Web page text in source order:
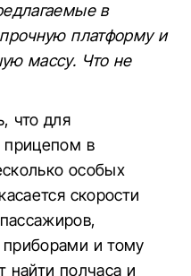
в
платформу и
массу. Что не
что для
прицепом в
особых
скорости
приборами и тому
найти полчаса и